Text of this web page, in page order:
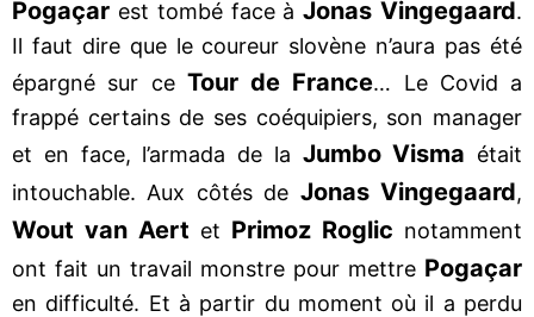
Pogaçar est tombé face àJonas Vingegaard.
Il faut dire que le coureur slovène n’aura pas été
épargné sur ce Tour de France… Le Covid a
frappé certains de ses coéquipiers, son manager
et en face, l’armada de la Jumbo Visma était
intouchable. Aux côtés de Jonas Vingegaard,
Wout van Aert et Primoz Roglic notamment
ont fait un travail monstre pour mettre Pogaçar
en difficulté. Et à partir du moment où il a perdu